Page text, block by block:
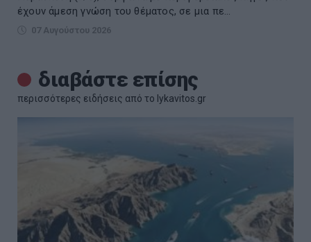
έχουν άμεση γνώση του θέματος, σε μια πε...
07 Αυγούστου 2026
διαβάστε επίσης
περισσότερες ειδήσεις από το lykavitos.gr